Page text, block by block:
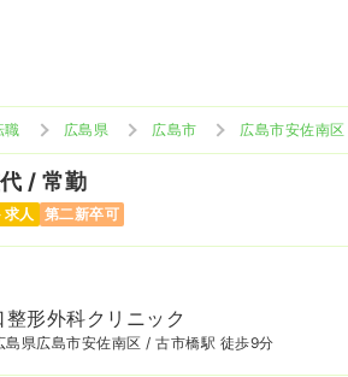
職 広島県 広島市 広島市安佐南区
/ 常勤
人 第二新卒可
整形外科クリニック
島県広島市安佐南区 / 古市橋駅 徒歩9分